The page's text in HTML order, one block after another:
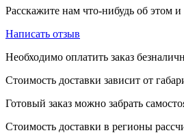
Расскажите нам что-нибудь об этом
Написать отзыв
Необходимо оплатить заказ
Стоимость доставки зависит от
Готовый заказ можно забрать
Стоимость доставки в регионы